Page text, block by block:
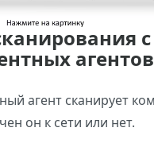
агентов
агент сканирует
он к сети или нет.